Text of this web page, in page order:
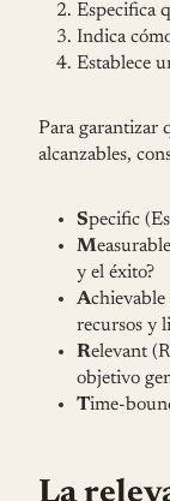
Especifica
Indica
Establece
Para garantizar
alcanzables,
Specific
M
y el éxito?
Achievable
recursos y
Relevant
objetivo
Time-
La